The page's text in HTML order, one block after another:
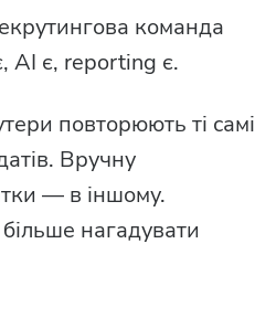
команда
AI є, reporting є.
повторюють ті самі
Вручну
— в іншому.
нагадувати